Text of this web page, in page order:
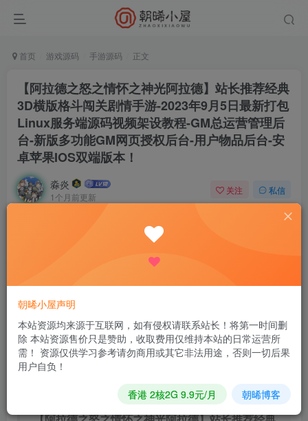
首页 游戏源码 手游源码 正文
【阿拉德之怒之情怀之神光阿拉德】站长推荐经典
3D横版格斗闯关剧情手游-2023年9月5日最新打包
Linux服务端源码视频架设教程-GM总运营管理后
台-新版多功能GM网页授权后台-用户物品后台-安
卓苹果IOS双端版本！
淼炎
1个月前更新
关注 私信
R9.9
普通会员 R0.9 超级会员 免费
立即购买
朝晞小屋声明
本站资源均来源于互联网，如有侵权请联系站长！将第一时间删
除 本站资源售价只是赞助，收取费用仅维持本站的日常运营所
需！ 资源仅供学习参考请勿商用或其它非法用途，否则一切后果
用户自负！
香港 2核2G 9.9元/月 朝晞博客